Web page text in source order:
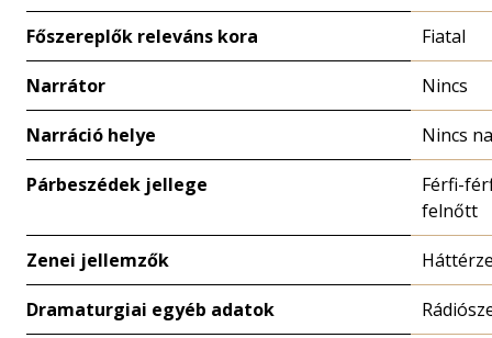
Főszereplők releváns kora Fiatal
Narrátor Nincs
Narráció helye Nincs
Párbeszédek jellege
Férfi-
felnőtt
Zenei jellemzők
Dramaturgiai egyéb adatok